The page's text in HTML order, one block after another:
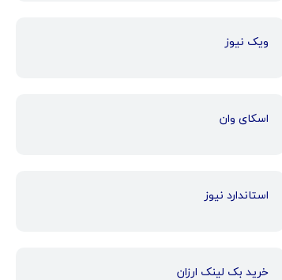
ویک نیوز
اسکای وان
استاندارد نیوز
خرید بک لینک ارزان